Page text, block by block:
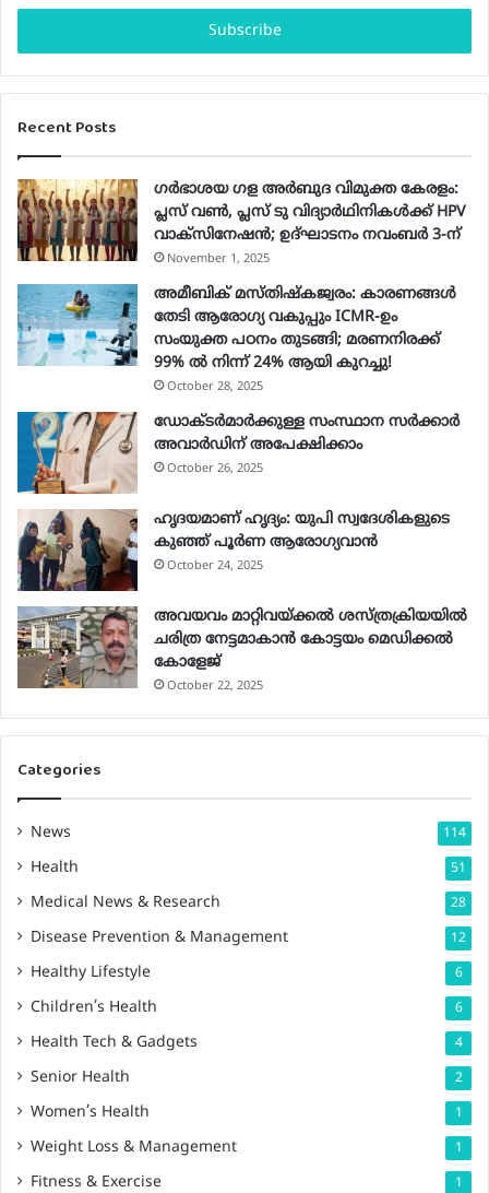
t
r
y
u
m
a
i
l
a
d
d
r
Recent Posts
ഗർഭാശയ ഗള അർബുദ വിമുക്ത കേരളം:
പ്ലസ് വൺ, പ്ലസ് ടു വിദ്യാർഥിനികൾക്ക് HPV
വാക്‌സിനേഷൻ; ഉദ്ഘാടനം നവംബർ 3-ന്
November 1, 2025
അമീബിക് മസ്തിഷ്കജ്വരം: കാരണങ്ങൾ
തേടി ആരോഗ്യ വകുപ്പും ICMR-ഉം
സംയുക്ത പഠനം തുടങ്ങി; മരണനിരക്ക്
99% ൽ നിന്ന് 24% ആയി കുറച്ചു!
October 28, 2025
ഡോക്ടർമാർക്കുള്ള സംസ്ഥാന സർക്കാർ
അവാർഡിന് അപേക്ഷിക്കാം
October 26, 2025
ഹൃദയമാണ് ഹൃദ്യം: യുപി സ്വദേശികളുടെ
കുഞ്ഞ് പൂര്‍ണ ആരോഗ്യവാന്‍
October 24, 2025
അവയവം മാറ്റിവയ്ക്കല്‍ ശസ്ത്രക്രിയയില്‍
ചരിത്ര നേട്ടമാകാന്‍ കോട്ടയം മെഡിക്കല്‍
കോളേജ്
October 22, 2025
Categories
News 114
Health 51
Medical News & Research 28
Disease Prevention & Management 12
Healthy Lifestyle 6
Children’s Health 6
Health Tech & Gadgets 4
Senior Health 2
Women’s Health 1
Weight Loss & Management 1
Fitness & Exercise 1